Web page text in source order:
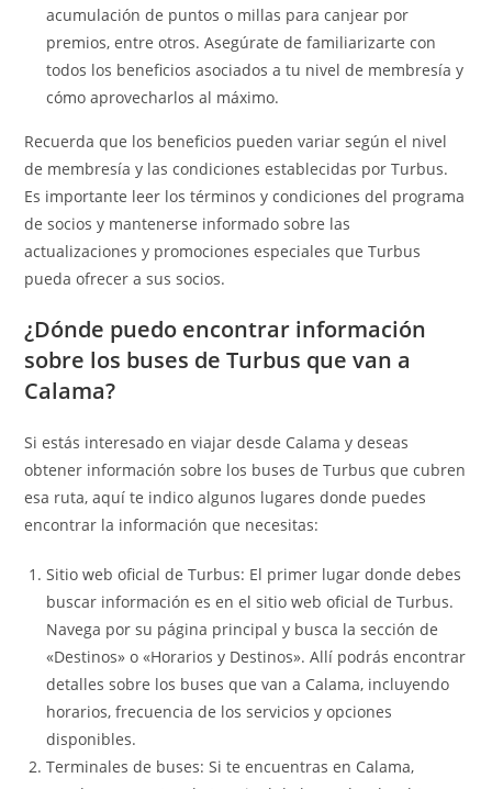
acumulación de puntos o millas para canjear por
premios, entre otros. Asegúrate de familiarizarte con
todos los beneficios asociados a tu nivel de membresía y
cómo aprovecharlos al máximo.
Recuerda que los beneficios pueden variar según el nivel
de membresía y las condiciones establecidas por Turbus.
Es importante leer los términos y condiciones del programa
de socios y mantenerse informado sobre las
actualizaciones y promociones especiales que Turbus
pueda ofrecer a sus socios.
¿Dónde puedo encontrar información
sobre los buses de Turbus que van a
Calama?
Si estás interesado en viajar desde Calama y deseas
obtener información sobre los buses de Turbus que cubren
esa ruta, aquí te indico algunos lugares donde puedes
encontrar la información que necesitas:
Sitio web oficial de Turbus: El primer lugar donde debes
buscar información es en el sitio web oficial de Turbus.
Navega por su página principal y busca la sección de
«Destinos» o «Horarios y Destinos». Allí podrás encontrar
detalles sobre los buses que van a Calama, incluyendo
horarios, frecuencia de los servicios y opciones
disponibles.
Terminales de buses: Si te encuentras en Calama,